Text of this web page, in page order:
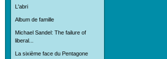
L'abri
Album de famille
Michael Sandel: The failure of
liberal...
La sixième face du Pentagone